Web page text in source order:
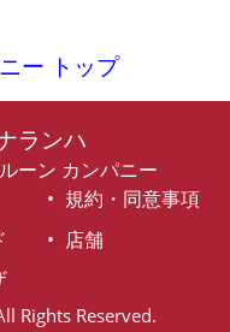
ー トップ
ランハ
ーン カンパニー
規約・同意事項
店舗
Rights Reserved.